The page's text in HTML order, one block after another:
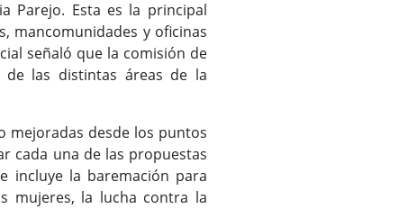
Parejo. Esta es la principal
mancomunidades y oficinas
señaló que la comisión de
las distintas áreas de la
mejoradas desde los puntos
cada una de las propuestas
incluye la baremación para
mujeres, la lucha contra la